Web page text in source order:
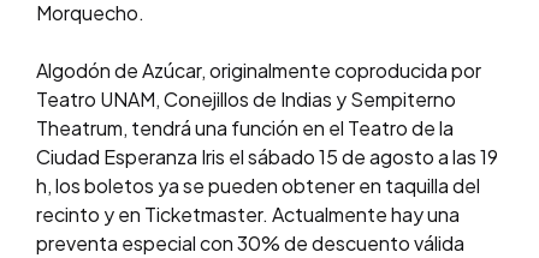
Morquecho.
Algodón de Azúcar, originalmente coproducida por
Teatro UNAM, Conejillos de Indias y Sempiterno
Theatrum, tendrá una función en el Teatro de la
Ciudad Esperanza Iris el sábado 15 de agosto a las 19
h, los boletos ya se pueden obtener en taquilla del
recinto y en Ticketmaster. Actualmente hay una
preventa especial con 30% de descuento válida